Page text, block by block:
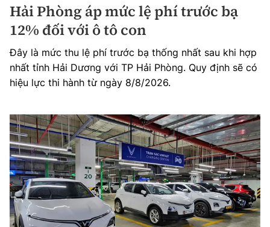
Hải Phòng áp mức lệ phí trước bạ
12% đối với ô tô con
Đây là mức thu lệ phí trước bạ thống nhất sau khi hợp
nhất tỉnh Hải Dương với TP Hải Phòng. Quy định sẽ có
hiệu lực thi hành từ ngày 8/8/2026.